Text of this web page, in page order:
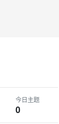
今日主题
0